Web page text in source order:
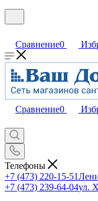
Сравнение0
Сравнение0
Телефоны
+7 (473) 220-15-51
+7 (473) 239-64-04ул.